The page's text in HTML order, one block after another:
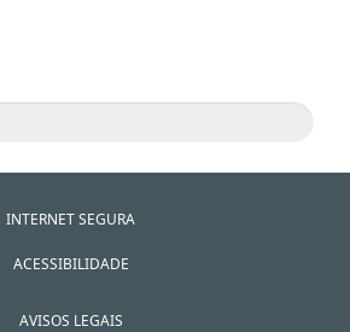
INTERNET SEGURA
ACESSIBILIDADE
AVISOS LEGAIS